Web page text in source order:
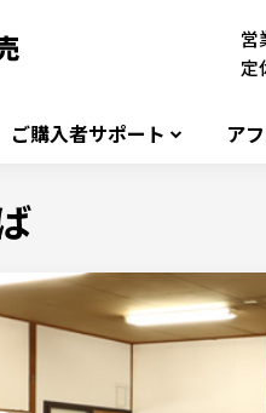
営
定
ご購入者サポート ア